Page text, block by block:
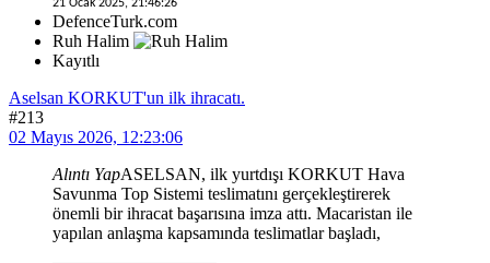
21 Ocak 2025, 21:46:26
DefenceTurk.com
Ruh Halim
Kayıtlı
Aselsan KORKUT'un ilk ihracatı.
#213
02 Mayıs 2026, 12:23:06
Alıntı YapASELSAN, ilk yurtdışı KORKUT Hava
Savunma Top Sistemi teslimatını gerçekleştirerek
önemli bir ihracat başarısına imza attı. Macaristan ile
yapılan anlaşma kapsamında teslimatlar başladı,